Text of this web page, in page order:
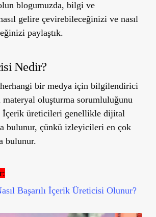
blogumuzda, bilgi ve
gelire çevirebileceğinizi ve nasıl
paylaştık.
Nedir?
bir medya için bilgilendirici
oluşturma sorumluluğunu
İçerik üreticileri genellikle dijital
bulunur, çünkü izleyicileri en çok
bulunur.
Başarılı İçerik Üreticisi Olunur?